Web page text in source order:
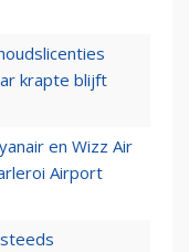
krapte blijft
en Wizz Air
Airport